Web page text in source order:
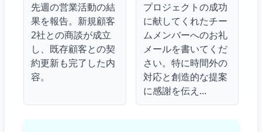
先週の営業活動の結
果を報告。新規顧客
2社との商談が成立
し、既存顧客との契
約更新も完了した内
容。
プロジェクトの成功
に献してくれたチー
ムメンバーへのお礼
メールを書いてくだ
さい。特に時間外の
対応と創造的な提案
に感謝を伝え...